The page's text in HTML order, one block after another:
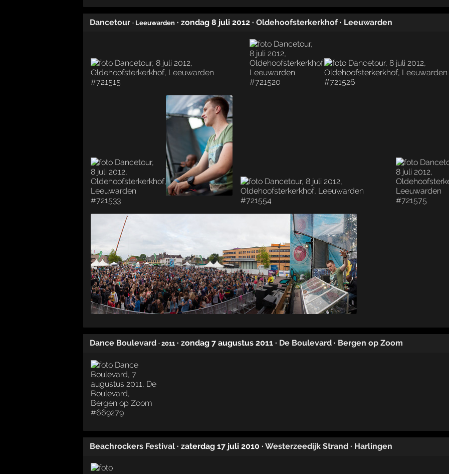
Dancetour · Leeuwarden · zondag 8 juli 2012 · Oldehoofsterkerkhof · Leeuwarden
Dance Boulevard · 2011 · zondag 7 augustus 2011 · De Boulevard · Bergen op Zoom
Beachrockers Festival · zaterdag 17 juli 2010 · Westerzeedijk Strand · Harlingen